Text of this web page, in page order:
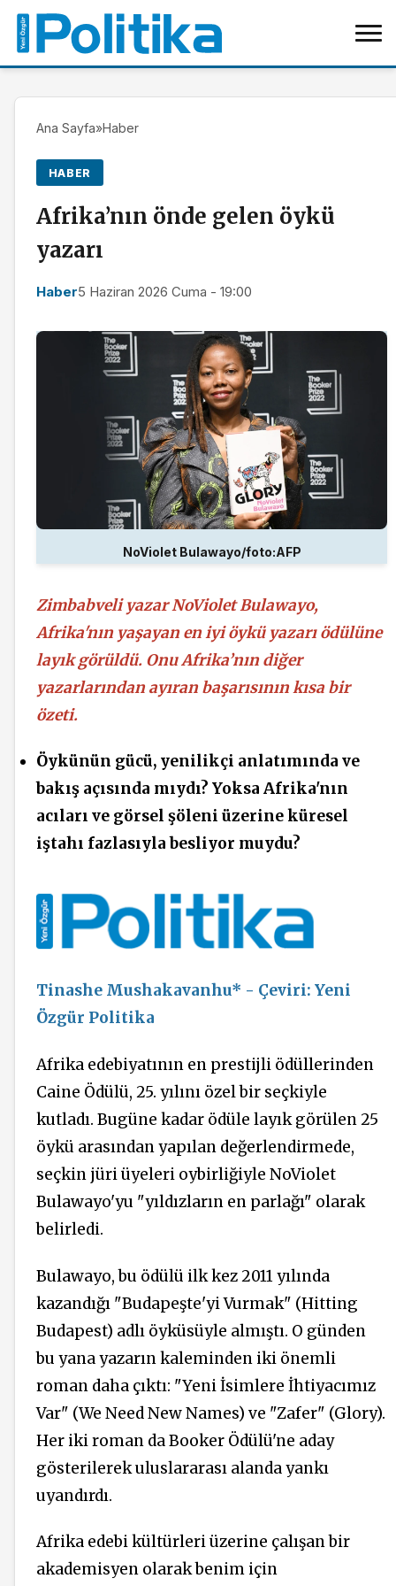
Ana Sayfa»Haber
HABER
Afrika’nın önde gelen öykü
yazarı
Haber5 Haziran 2026 Cuma - 19:00
NoViolet Bulawayo/foto:AFP
Zimbabveli yazar NoViolet Bulawayo,
Afrika'nın yaşayan en iyi öykü yazarı ödülüne
layık görüldü. Onu Afrika’nın diğer
yazarlarından ayıran başarısının kısa bir
özeti.
Öykünün gücü, yenilikçi anlatımında ve
bakış açısında mıydı? Yoksa Afrika'nın
acıları ve görsel şöleni üzerine küresel
iştahı fazlasıyla besliyor muydu?
Tinashe Mushakavanhu* - Çeviri: Yeni
Özgür Politika
Afrika edebiyatının en prestijli ödüllerinden
Caine Ödülü, 25. yılını özel bir seçkiyle
kutladı. Bugüne kadar ödüle layık görülen 25
öykü arasından yapılan değerlendirmede,
seçkin jüri üyeleri oybirliğiyle NoViolet
Bulawayo'yu "yıldızların en parlağı" olarak
belirledi.
Bulawayo, bu ödülü ilk kez 2011 yılında
kazandığı "Budapeşte'yi Vurmak" (Hitting
Budapest) adlı öyküsüyle almıştı. O günden
bu yana yazarın kaleminden iki önemli
roman daha çıktı: "Yeni İsimlere İhtiyacımız
Var" (We Need New Names) ve "Zafer" (Glory).
Her iki roman da Booker Ödülü'ne aday
gösterilerek uluslararası alanda yankı
uyandırdı.
Afrika edebi kültürleri üzerine çalışan bir
akademisyen olarak benim için